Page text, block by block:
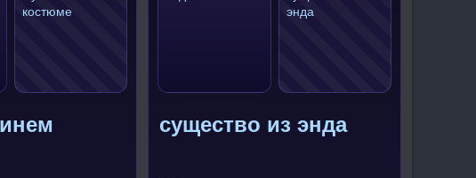
существо из энда